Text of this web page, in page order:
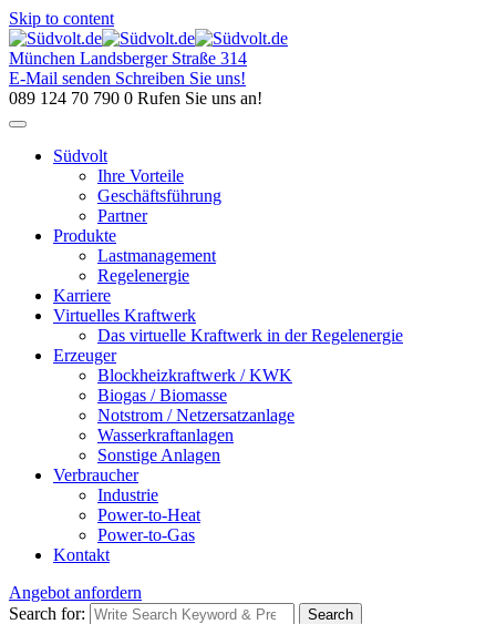
Skip to content
München Landsberger Straße 314
E-Mail senden Schreiben Sie uns!
089 124 70 790 0 Rufen Sie uns an!
Südvolt
Ihre Vorteile
Geschäftsführung
Partner
Produkte
Lastmanagement
Regelenergie
Karriere
Virtuelles Kraftwerk
Das virtuelle Kraftwerk in der Regelenergie
Erzeuger
Blockheizkraftwerk / KWK
Biogas / Biomasse
Notstrom / Netzersatzanlage
Wasserkraftanlagen
Sonstige Anlagen
Verbraucher
Industrie
Power-to-Heat
Power-to-Gas
Kontakt
Angebot anfordern
Search for:
Search